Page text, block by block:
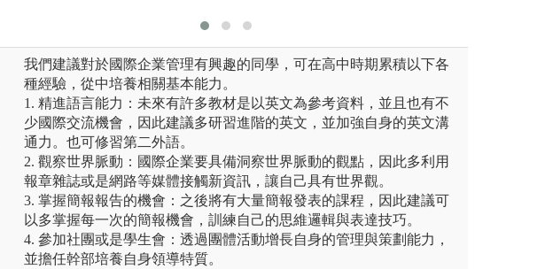
我們建議對於國際企業管理有興趣的同學，可在高中時期累積以下各
種經驗，從中培養相關基本能力。
1. 精進語言能力：未來有許多教材是以英文為參考資料，並且也有不
少國際交流機會，因此建議多研習進階的英文，並加強自身的英文溝
通力。也可修習第二外語。
2. 觀察世界脈動：國際企業要具備洞察世界脈動的觀點，因此多利用
報章雜誌或是網路等媒體接觸新資訊，讓自己具有世界觀。
3. 掌握簡報報告的機會：之後將有大量簡報發表的課程，因此建議可
以多掌握每一次的簡報機會，訓練自己的思維邏輯與表達技巧。
4. 參加社團或是學生會：透過團體活動增長自身的管理與策劃能力，
並擔任幹部培養自身領導特質。